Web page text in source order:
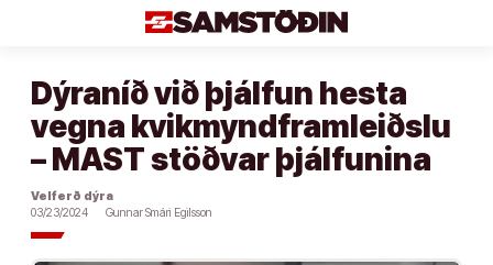
Dýraníð við þjálfun hesta
vegna kvikmyndframleiðslu
– MAST stöðvar þjálfunina
Velferð dýra
03/23/2024
Gunnar Smári Egilsson